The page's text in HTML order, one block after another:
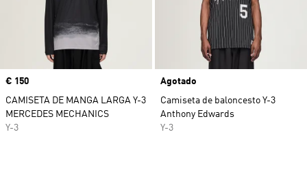
Precio
€ 150
CAMISETA DE MANGA LARGA Y-3
MERCEDES MECHANICS
Y-3
Agotado
Camiseta de baloncesto Y-3
Anthony Edwards
Y-3